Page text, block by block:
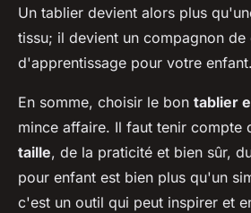
Un tablier devient alors plus
tissu; il devient un compagnon
d'apprentissage pour votre enfant.
En somme, choisir le bon tablier
mince affaire. Il faut tenir compte
taille, de la praticité et bien sûr,
pour enfant est bien plus qu'un
c'est un outil qui peut inspirer et